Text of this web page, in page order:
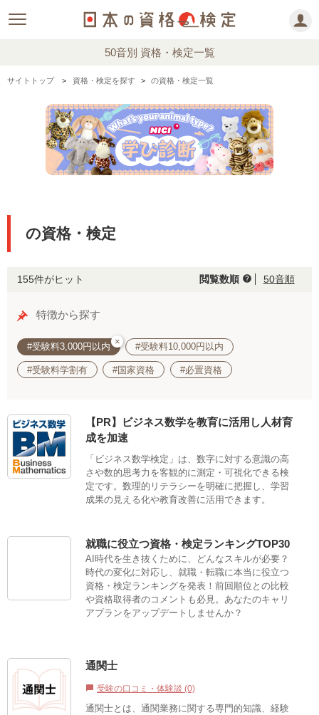
50音別 資格・検定一覧
サイトトップ 資格・検定を探す の資格・検定一覧
の資格・検定
155件がヒット 閲覧数順 help 50音順
特徴から探す
#受験料3,000円以内
×
#受験料10,000円以内
#受験料学割有 #国家資格 #必置資格
【PR】ビジネス数学を教育に活用し人材育
成を加速
「ビジネス数学検定」は、数字に対する意識の高
さや数的思考力を客観的に測定・可視化できる検
定です。数理的リテラシーを明確に把握し、学習
成果の見える化や教育改善に活用できます。
就職に役立つ資格・検定ランキングTOP30
AI時代を生き抜くために、どんなスキルが必要？
時代の変化に対応し、就職・転職に本当に役立つ
資格・検定ランキングを発表！前回順位との比較
や資格取得者のコメントも必見。あなたのキャリ
アプランをアップデートしませんか？
通関士
chat_bubble 受験の口コミ・体験談 (0)
通関士とは、通関業務に関する専門的知識、経験